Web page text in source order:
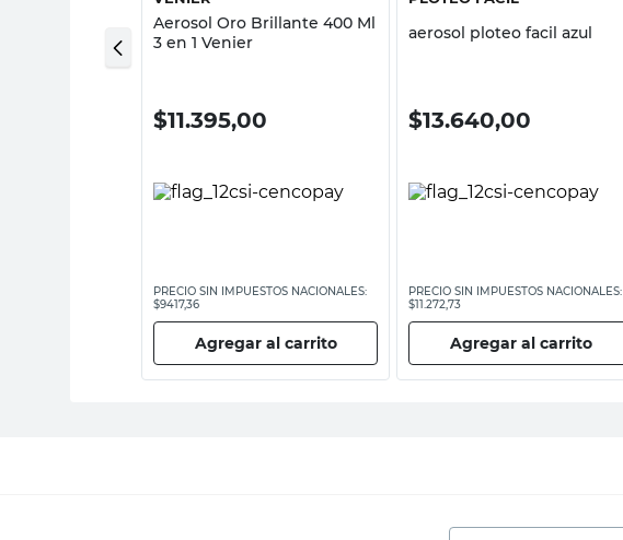
Aerosol Oro Brillante 400 Ml
3 en 1 Venier
$11.395,00
PRECIO SIN IMPUESTOS NACIONALES:
$9417,36
Agregar al carrito
aerosol ploteo facil azul
$13.640,00
PRECIO SIN IMPUESTOS NACIONALES:
$11.272,73
Agregar al carrito